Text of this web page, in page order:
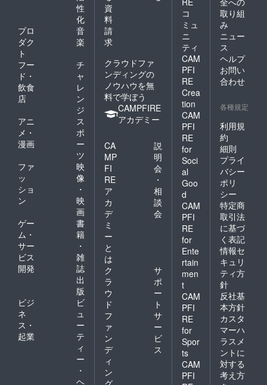
性
化
プロ
ダク
ト
音
楽
フー
ド・
飲食
店
チ
ャ
レ
ン
ジ
アニ
メ・
漫画
ス
ポ
ー
ツ
ファ
ッ
ショ
ン
映
像
・
映
画
ゲー
ム・
サー
ビス
開発
書
籍
・
雑
誌
出
版
ビジ
ネ
ス・
起業
ビ
ュ
ー
テ
ィ
ー
・
ヘ
資
料
請
求
クラウドファ
ンディングの
ノウハウを無
料で学ぼう
CAMPFIRE
アカデミー
CA
MP
FI
RE
ア
カ
デ
ミ
ー
と
は
説
明
会
・
相
談
会
ク
ラ
ウ
ド
フ
ァ
ン
デ
ィ
ン
サ
ポ
ー
ト
サ
ー
ビ
ス
コ
ミュ
ニ
ティ
CAM
PFI
RE
Crea
tion
CAM
PFI
RE
for
Soci
al
Goo
d
CAM
PFI
RE
for
Ente
rtain
men
t
CAM
PFI
RE
for
Spor
ts
CAM
PFI
取り組
み
ニュー
ス
ヘルプ
お問い
合わせ
各種規定
利用規
約
細則
プライ
バシー
ポリ
シー
特定商
取引法
に基づ
く表記
情報セ
キュリ
ティ方
針
反社基
本方針
カスタ
マーハ
ラスメ
ントに
対する
考え方